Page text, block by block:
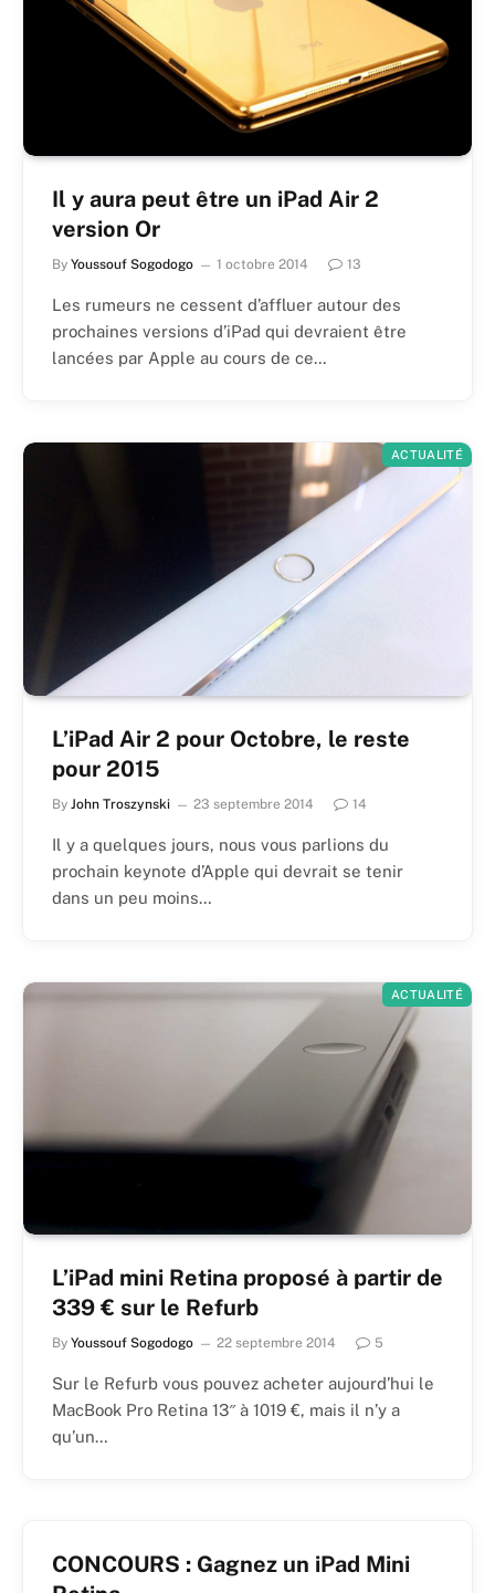
Il y aura peut être un iPad Air 2
version Or
By Youssouf Sogodogo 1 octobre 2014 13
Les rumeurs ne cessent d’affluer autour des
prochaines versions d’iPad qui devraient être
lancées par Apple au cours de ce…
ACTUALITÉ
L’iPad Air 2 pour Octobre, le reste
pour 2015
By John Troszynski 23 septembre 2014 14
Il y a quelques jours, nous vous parlions du
prochain keynote d’Apple qui devrait se tenir
dans un peu moins…
ACTUALITÉ
L’iPad mini Retina proposé à partir de
339 € sur le Refurb
By Youssouf Sogodogo 22 septembre 2014 5
Sur le Refurb vous pouvez acheter aujourd’hui le
MacBook Pro Retina 13″ à 1019 €, mais il n’y a
qu’un…
CONCOURS : Gagnez un iPad Mini